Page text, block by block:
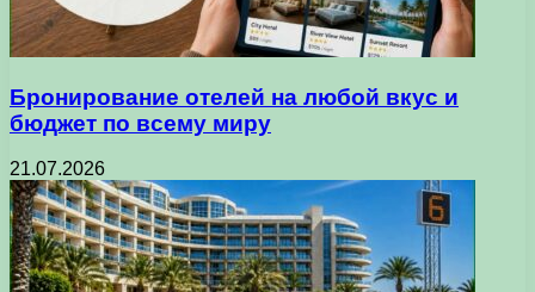
Бронирование отелей на любой вкус и
бюджет по всему миру
21.07.2026